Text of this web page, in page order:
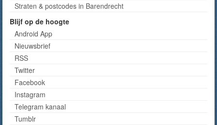
Straten & postcodes in Barendrecht
Blijf op de hoogte
Android App
Nieuwsbrief
RSS
Twitter
Facebook
Instagram
Telegram kanaal
Tumblr